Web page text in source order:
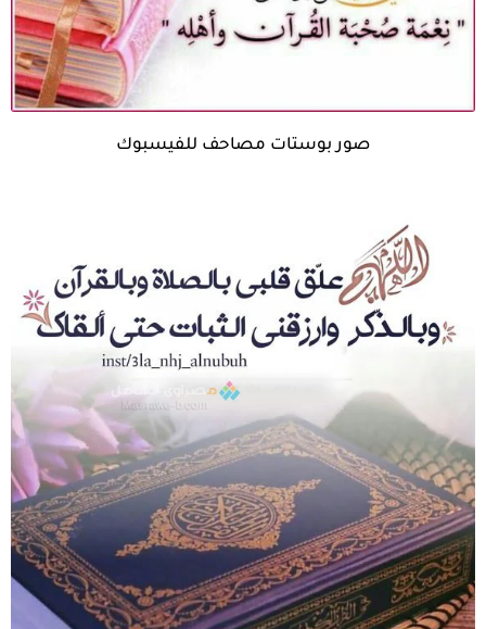
صور بوستات مصاحف للفيسبوك